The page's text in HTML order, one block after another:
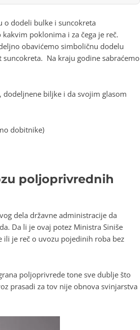
o dodeli bulke i suncokreta
poklonima i za čega je reč.
obavićemo simboličnu dodelu
Na kraju godine sabraćemo
dodeljnene biljke i da svojim glasom
dobitnike)
poljoprivrednih
dela državne administracije da
Da li je ovaj potez Ministra Siniše
ili je reč o uvozu pojedinih roba bez
poljoprivrede tone sve dublje što
prasadi za tov nije obnova svinjarstva